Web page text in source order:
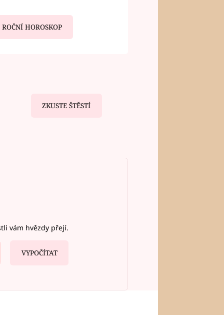
ROČNÍ HOROSKOP
ZKUSTE ŠTĚSTÍ
vám hvězdy přejí.
VYPOČÍTAT